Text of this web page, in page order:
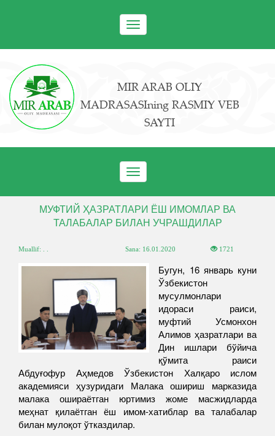
Toggle
navigation
MIR ARAB OLIY
MADRASASIning RASMIY VEB
SAYTI
Toggle
navigation
МУФТИЙ ҲАЗРАТЛАРИ ЁШ ИМОМЛАР ВА
ТАЛАБАЛАР БИЛАН УЧРАШДИЛАР
Muallif: . . Sana: 16.01.2020 1721
Бугун, 16 январь куни
Ўзбекистон
мусулмонлари
идораси раиси,
муфтий Усмонхон
Алимов ҳазратлари ва
Дин ишлари бўйича
қўмита раиси
Абдуғофур Аҳмедов Ўзбекистон Халқаро ислом
академияси ҳузуридаги Малака ошириш марказида
малака ошираётган юртимиз жоме масжидларда
меҳнат қилаётган ёш имом-хатиблар ва талабалар
билан мулоқот ўтказдилар.